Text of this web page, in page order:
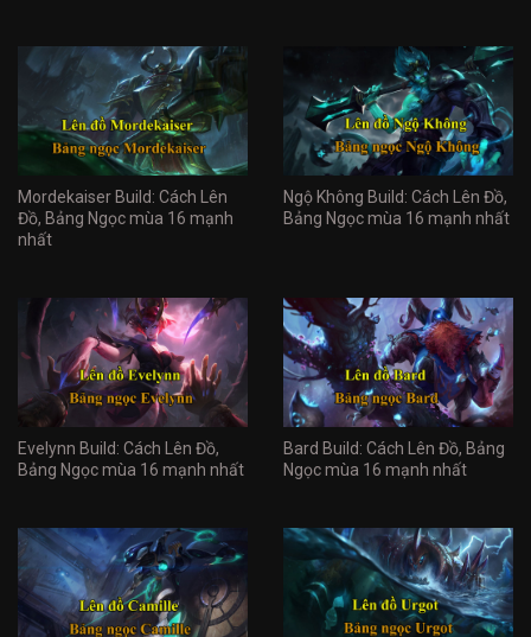
Mordekaiser Build: Cách Lên
Đồ, Bảng Ngọc mùa 16 mạnh
nhất
Ngộ Không Build: Cách Lên Đồ,
Bảng Ngọc mùa 16 mạnh nhất
Evelynn Build: Cách Lên Đồ,
Bảng Ngọc mùa 16 mạnh nhất
Bard Build: Cách Lên Đồ, Bảng
Ngọc mùa 16 mạnh nhất